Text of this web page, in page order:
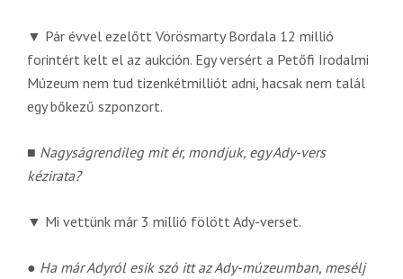
▼ Pár évvel ezelőtt Vörösmarty Bordala 12 millió
forintért kelt el az aukción. Egy versért a Petőfi Irodalmi
Múzeum nem tud tizenkétmilliót adni, hacsak nem talál
egy bőkezű szponzort.
■ Nagyságrendileg mit ér, mondjuk, egy Ady-vers
kézirata?
▼ Mi vettünk már 3 millió fölött Ady-verset.
● Ha már Adyról esik szó itt az Ady-múzeumban, mesélj